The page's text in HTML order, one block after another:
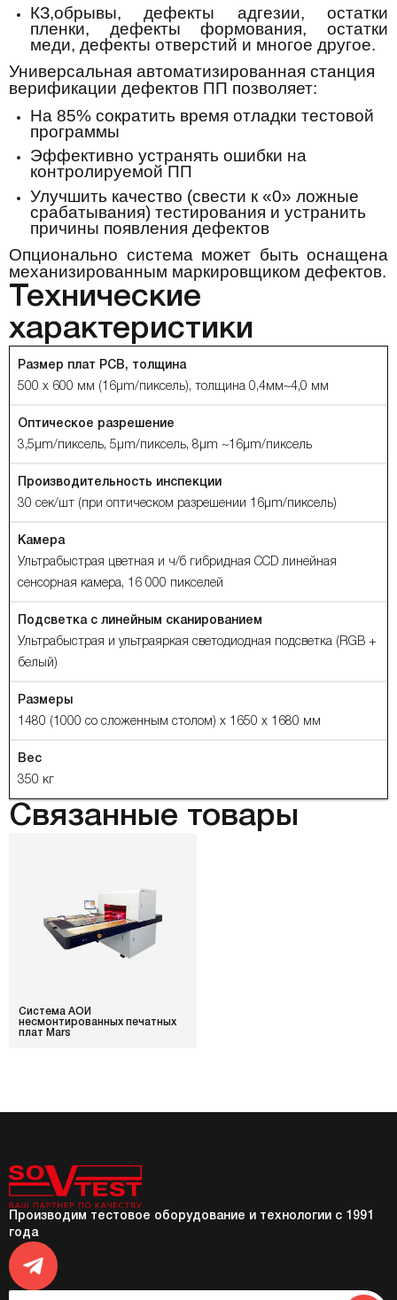
КЗ,обрывы, дефекты адгезии, остатки
пленки, дефекты формования, остатки
меди, дефекты отверстий и многое другое.
Универсальная автоматизированная станция
верификации дефектов ПП позволяет:
На 85% сократить время отладки тестовой
программы
Эффективно устранять ошибки на
контролируемой ПП
Улучшить качество (свести к «0» ложные
срабатывания) тестирования и устранить
причины появления дефектов
Опционально система может быть оснащена
механизированным маркировщиком дефектов.
Технические
характеристики
Размер плат РСВ, толщина
500 х 600 мм (16µm/пиксель), толщина 0,4мм~4,0 мм
Оптическое разрешение
3,5µm/пиксель, 5µm/пиксель, 8µm ~16µm/пиксель
Производительность инспекции
30 сек/шт (при оптическом разрешении 16µm/пиксель)
Камера
Ультрабыстрая цветная и ч/б гибридная CCD линейная
сенсорная камера, 16 000 пикселей
Подсветка с линейным сканированием
Ультрабыстрая и ультраяркая светодиодная подсветка (RGB +
белый)
Размеры
1480 (1000 со сложенным столом) х 1650 х 1680 мм
Вес
350 кг
Связанные товары
Система АОИ
несмонтированных печатных
плат Mars
Производим тестовое оборудование и технологии с 1991
года